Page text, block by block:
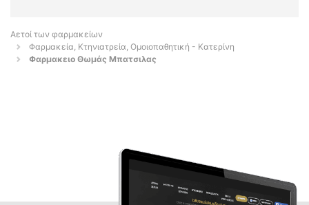
Αετοί των φαρμακείων
Φαρμακεία, Κτηνιατρεία, Ομοιοπαθητική - Κατερίνη
Φαρμακειο Θωμάς Μπατσιλας